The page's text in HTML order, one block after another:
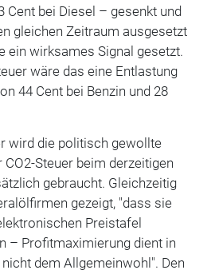
Cent bei Diesel – gesenkt und
gleichen Zeitraum ausgesetzt
ein wirksames Signal gesetzt.
wäre das eine Entlastung
44 Cent bei Benzin und 28
wird die politisch gewollte
Steuer beim derzeitigen
gebraucht. Gleichzeitig
gezeigt, "dass sie
Preistafel
– Profitmaximierung dient in
dem Allgemeinwohl". Den